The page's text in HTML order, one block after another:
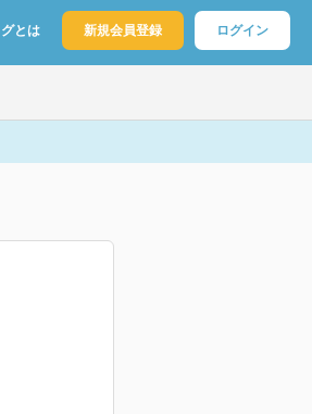
とは 新規会員登録 ログイン